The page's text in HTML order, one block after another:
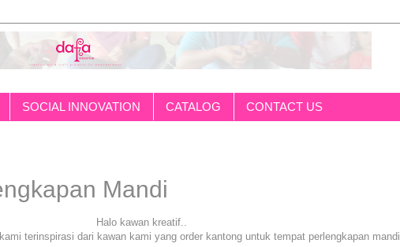
SOCIAL INNOVATION CATALOG CONTACT US
Mandi
Halo kawan kreatif..
terinspirasi dari kawan kami yang order kantong untuk tempat perlengkapan mandi.